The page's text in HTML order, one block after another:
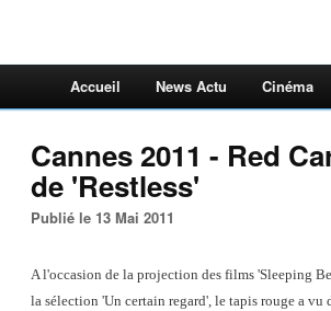
Accueil News Actu Cinéma
Cannes 2011 - Red
de 'Restless'
Publié le 13 Mai 2011
A l'occasion de la projection des films 'Sleeping
la sélection 'Un certain regard', le tapis rouge a